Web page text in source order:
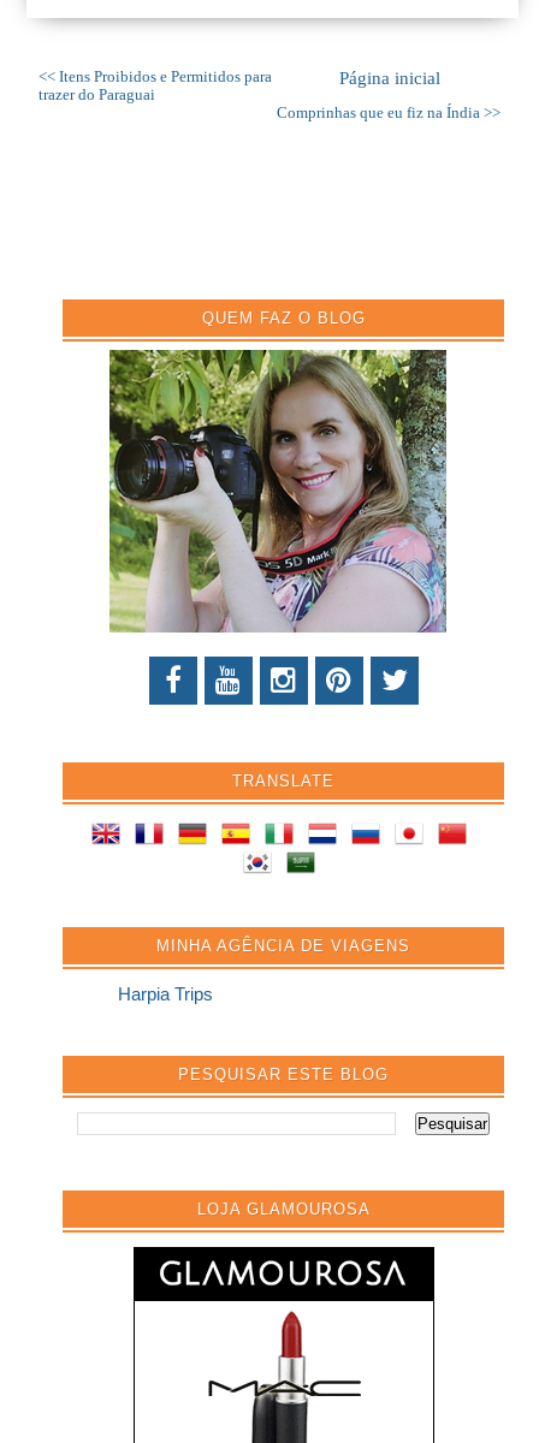
<< Itens Proibidos e Permitidos para
trazer do Paraguai
Comprinhas que eu fiz na Índia >>
Página inicial
QUEM FAZ O BLOG
TRANSLATE
MINHA AGÊNCIA DE VIAGENS
Harpia Trips
PESQUISAR ESTE BLOG
LOJA GLAMOUROSA